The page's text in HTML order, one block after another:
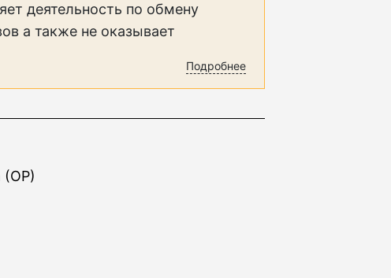
деятельность по обмену
а также не оказывает
Подробнее